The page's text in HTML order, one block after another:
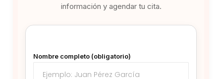
información y agendar tu cita.
Nombre completo (obligatorio)